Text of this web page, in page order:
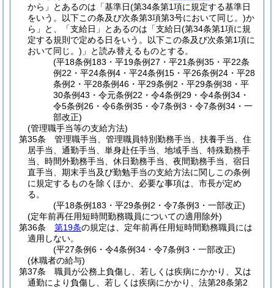
から」とあるのは「基準日(第34条第1項に規定する基準日
をいう。以下この条及び次条第3項第3号において同じ。)か
ら」と、「支給日」とあるのは「支給日(第34条第1項に規
定する規則で定める日をいう。以下この条及び次条第1項に
おいて同じ。) 」と読み替えるものとする。
(平18条例183・平19条例27・平21条例35・平22条
例22・平24条例4・平24条例15・平26条例24・平28
条例2・平28条例46・平29条例2・平29条例38・平
30条例43・令元条例22・令4条例29・令4条例34・
令5条例26・令6条例35・令7条例3・令7条例34・一
部改正)
(管理職手当等の支給方法)
第35条
管理職手当、管理職員特別勤務手当、扶養手当、住
居手当、通勤手当、単身赴任手当、地域手当、特殊勤務手
当、時間外勤務手当、休日勤務手当、夜間勤務手当、宿日
直手当、期末手当及び勤勉手当の支給方法に関しこの条例
に規定するものを除くほか、必要な事項は、市長が定め
る。
(平18条例183・平29条例2・令7条例3・一部改正)
(定年前再任用短時間勤務職員についての適用除外)
第36条
第19条の規定は、定年前再任用短時間勤務職員には
適用しない。
(平27条例6・令4条例34・令7条例3・一部改正)
(休職者の給与)
第37条
職員が公務上負傷し、若しくは疾病にかかり、又は
通勤により負傷し、若しくは疾病にかかり、法第28条第2